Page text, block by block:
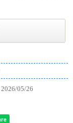
2026/05/26